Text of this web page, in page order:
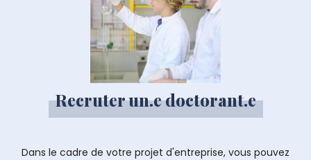
Recruter un.e doctorant.e
Dans le cadre de votre projet d'entreprise, vous pouvez